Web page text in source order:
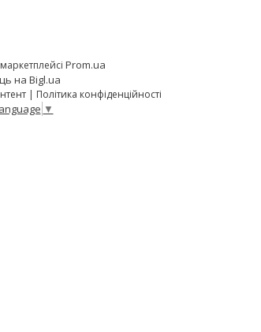
Prom.ua
на Bigl.ua
| Політика конфіденційності
▼